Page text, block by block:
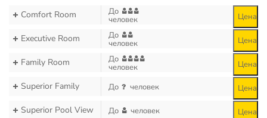
Comfort Room До
человек Цена
Executive Room До
человек Цена
Family Room До
человек Цена
Superior Family До человек Цена
Superior Pool View До человек Цена